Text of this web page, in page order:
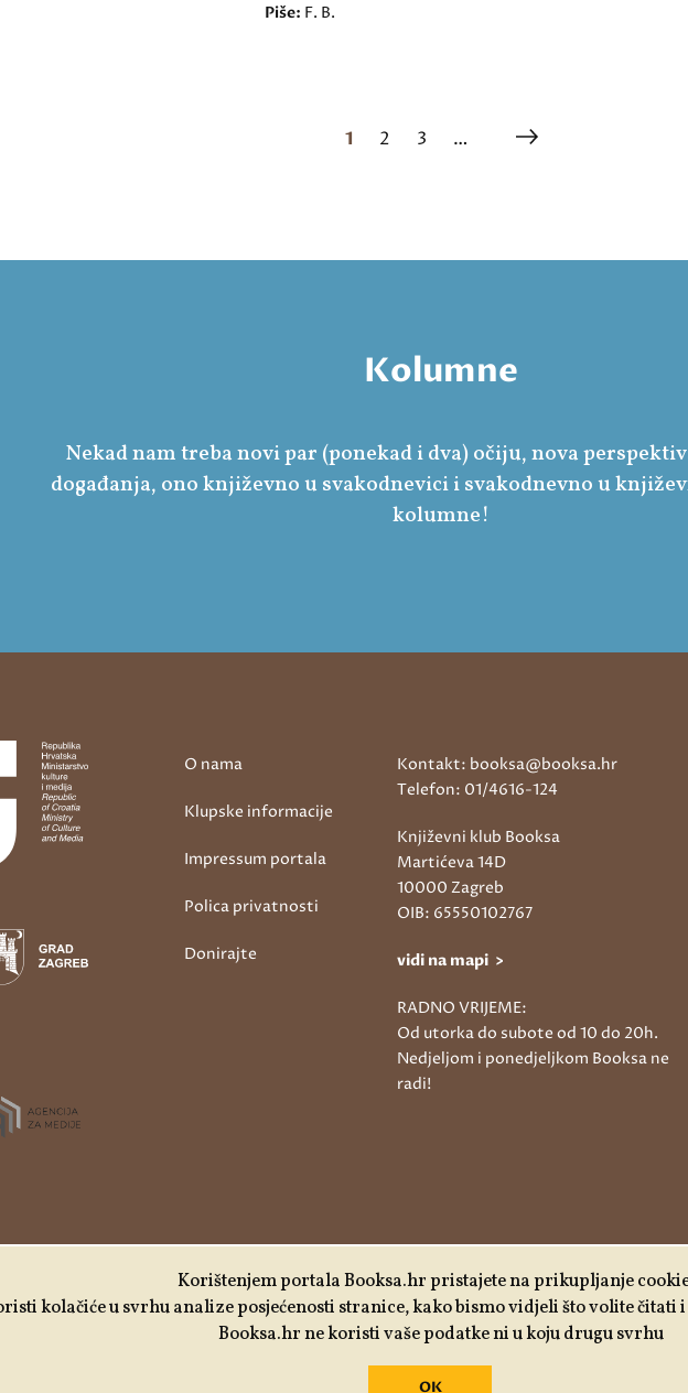
Piše: F. B.
1 2 3 …
Kolumne
Nekad nam treba novi par (ponekad i dva) očiju, nova
događanja, ono književno u svakodnevici i svakodnevno u
kolumne!
za razvoj civilnoga
O nama
Klupske informacije
Impressum portala
Polica privatnosti
Donirajte
Kontakt: booksa@booksa.hr
Telefon: 01/4616-124
Književni klub Booksa
Martićeva 14D
10000 Zagreb
OIB: 65550102767
vidi na mapi >
RADNO VRIJEME:
Od utorka do subote od 10 do 20h.
Nedjeljom i ponedjeljkom Booksa ne
radi!
Korištenjem portala Booksa.hr pristajete na prikupljanje
kolačiće u svrhu analize posjećenosti stranice, kako bismo vidjeli što volite čitati
Booksa.hr ne koristi vaše podatke ni u koju drugu svrhu
OK